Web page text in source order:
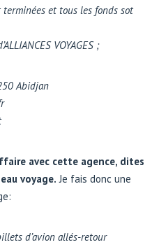
et tous les fonds sot
VOYAGES ;
Abidjan
avec cette agence, dites
voyage. Je fais donc une
d’avion allés-retour